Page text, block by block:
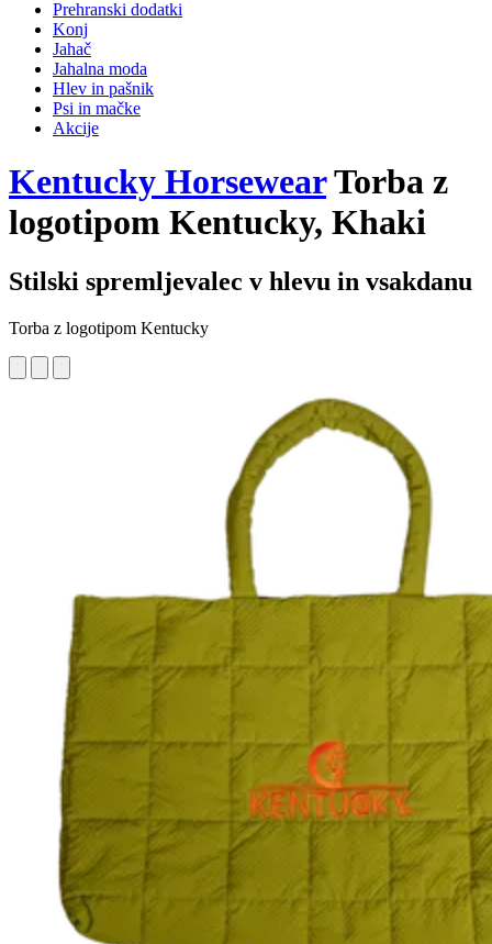
Prehranski dodatki
Konj
Jahač
Jahalna moda
Hlev in pašnik
Psi in mačke
Akcije
Kentucky HorsewearTorba z
logotipom Kentucky, Khaki
Stilski spremljevalec v hlevu in vsakdanu
Torba z logotipom Kentucky